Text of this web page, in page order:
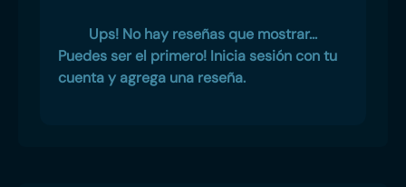
Ups! No hay reseñas que mostrar...
Puedes ser el primero! Inicia sesión con tu
cuenta y agrega una reseña.